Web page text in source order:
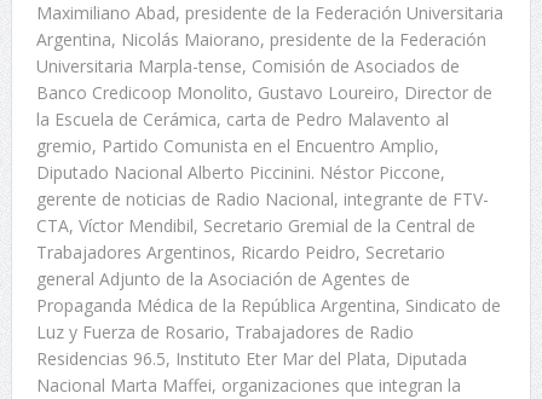
Maximiliano Abad, presidente de la Federación Universitaria
Argentina, Nicolás Maiorano, presidente de la Federación
Universitaria Marpla-tense, Comisión de Asociados de
Banco Credicoop Monolito, Gustavo Loureiro, Director de
la Escuela de Cerámica, carta de Pedro Malavento al
gremio, Partido Comunista en el Encuentro Amplio,
Diputado Nacional Alberto Piccinini. Néstor Piccone,
gerente de noticias de Radio Nacional, integrante de FTV-
CTA, Víctor Mendibil, Secretario Gremial de la Central de
Trabajadores Argentinos, Ricardo Peidro, Secretario
general Adjunto de la Asociación de Agentes de
Propaganda Médica de la República Argentina, Sindicato de
Luz y Fuerza de Rosario, Trabajadores de Radio
Residencias 96.5, Instituto Eter Mar del Plata, Diputada
Nacional Marta Maffei, organizaciones que integran la